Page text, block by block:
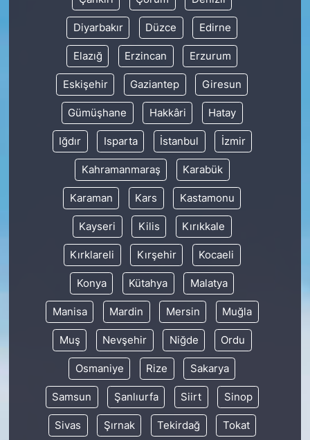
Diyarbakır Düzce Edirne
Elazığ Erzincan Erzurum
Eskişehir Gaziantep Giresun
Gümüşhane Hakkâri Hatay
Iğdır Isparta İstanbul İzmir
Kahramanmaraş Karabük
Karaman Kars Kastamonu
Kayseri Kilis Kırıkkale
Kırklareli Kırşehir Kocaeli
Konya Kütahya Malatya
Manisa Mardin Mersin Muğla
Muş Nevşehir Niğde Ordu
Osmaniye Rize Sakarya
Samsun Şanlıurfa Siirt Sinop
Sivas Şırnak Tekirdağ Tokat